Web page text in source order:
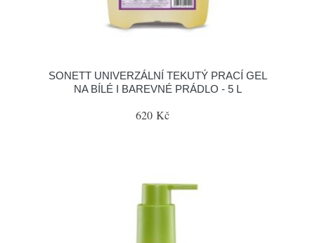
SONETT UNIVERZÁLNÍ TEKUTÝ PRACÍ GEL
NA BÍLÉ I BAREVNÉ PRÁDLO - 5 L
620 Kč